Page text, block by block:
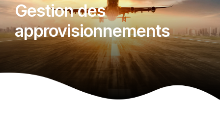
Gestion des
approvisionnements